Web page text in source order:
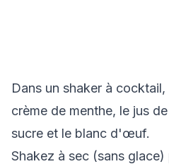
Dans un shaker à
crème de menthe, le jus
sucre et le blanc d'œuf.
Shakez à sec (sans glace)